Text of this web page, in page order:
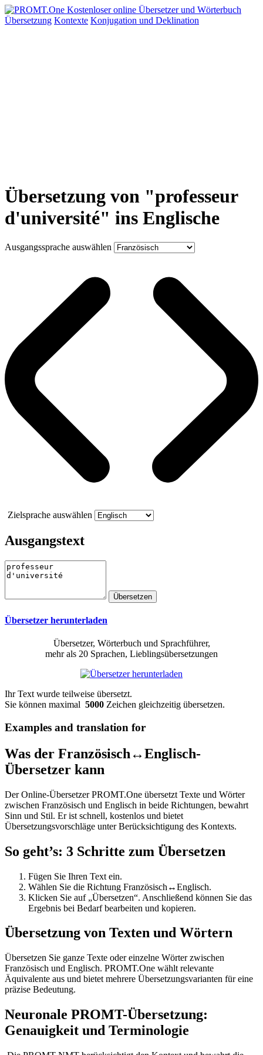
Übersetzung Kontexte Konjugation und Deklination
Übersetzung von "professeur
d'université" ins Englische
Ausgangssprache auswählen
Zielsprache auswählen
Ausgangstext
Übersetzer herunterladen
Übersetzer, Wörterbuch und Sprachführer,
mehr als 20 Sprachen, Lieblingsübersetzungen
Ihr Text wurde teilweise übersetzt.
Sie können maximal 5000 Zeichen gleichzeitig übersetzen.
Examples and translation for
Was der Französisch↔Englisch-
Übersetzer kann
Der Online-Übersetzer PROMT.One übersetzt Texte und Wörter
zwischen Französisch und Englisch in beide Richtungen, bewahrt
Sinn und Stil. Er ist schnell, kostenlos und bietet
Übersetzungsvorschläge unter Berücksichtigung des Kontexts.
So geht’s: 3 Schritte zum Übersetzen
Fügen Sie Ihren Text ein.
Wählen Sie die Richtung Französisch↔Englisch.
Klicken Sie auf „Übersetzen“. Anschließend können Sie das
Ergebnis bei Bedarf bearbeiten und kopieren.
Übersetzung von Texten und Wörtern
Übersetzen Sie ganze Texte oder einzelne Wörter zwischen
Französisch und Englisch. PROMT.One wählt relevante
Äquivalente aus und bietet mehrere Übersetzungsvarianten für eine
präzise Bedeutung.
Neuronale PROMT-Übersetzung:
Genauigkeit und Terminologie